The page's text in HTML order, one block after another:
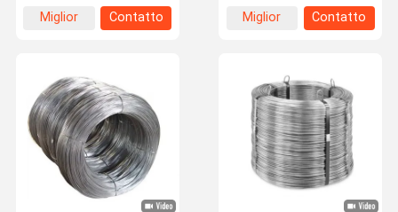
Miglior
Contatto
Miglior
Contatto